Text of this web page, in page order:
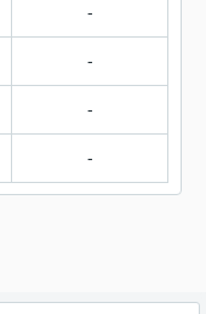
-
-
-
-